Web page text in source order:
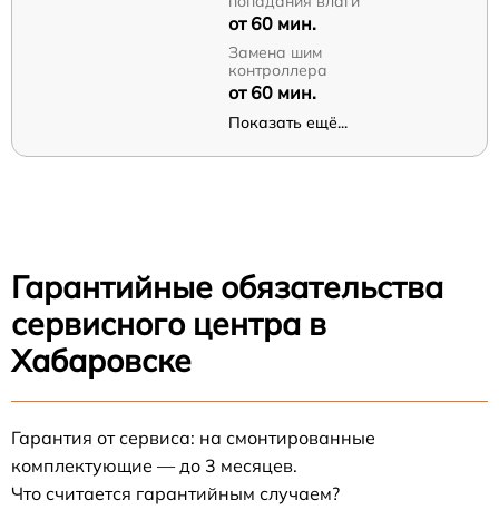
от 60 мин.
Замена шим
контроллера
от 60 мин.
Показать ещё...
Гарантийные обязательства
сервисного центра в
Хабаровске
Гарантия от сервиса: на смонтированные
комплектующие — до 3 месяцев.
Что считается гарантийным случаем?